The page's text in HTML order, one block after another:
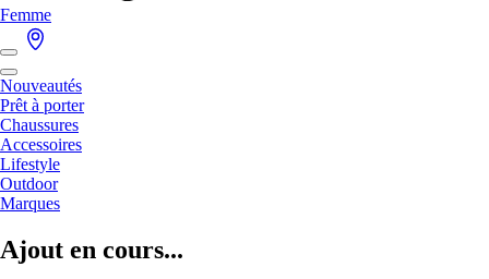
Femme
Nouveautés
Prêt à porter
Chaussures
Accessoires
Lifestyle
Outdoor
Marques
Ajout en cours...